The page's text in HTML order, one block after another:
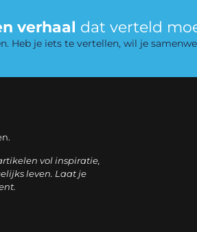
verhaal dat verteld
Heb je iets te vertellen, wil je
vol inspiratie,
leven. Laat je